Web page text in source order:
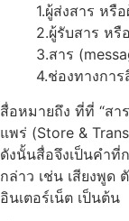
1.ผู้ส่งสาร หรื
2.ผู้รับสาร ห
3.สาร
4.ช่องทางกา
สื่อหมายถึง ที่ที่ “สา
แพร่ (Store &
ดังนั้นสื่อจึงเป็นคำที่
กล่าว เช่น เสียงพูด
อินเตอร์เน็ต เป็นต้น